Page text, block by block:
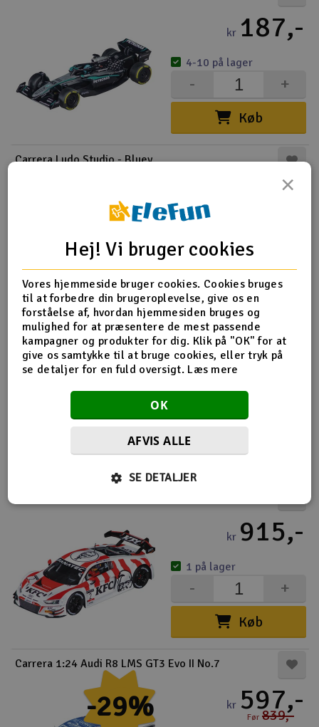
kr 187,-
Køb
+
-
4-10 på lager
Carrera Ludo Studio - Bluey
132,-
Køb
-
Carrera 1:24 Audi R8 LMS GT3 Evo II Bruce Lee
kr1.080,-
Køb
-
kr 915,-
Køb
+
-
1 på lager
-29%
Carrera 1:24 Audi R8 LMS GT3 Evo II No.7
kr 597,-
Før 839,-
×
Hej! Vi bruger cookies
Vores hjemmeside bruger cookies. Cookies bruges
til at forbedre din brugeroplevelse, give os en
forståelse af, hvordan hjemmesiden bruges og
mulighed for at præsentere de mest passende
kampagner og produkter for dig. Klik på "OK" for at
give os samtykke til at bruge cookies, eller tryk på
se detaljer for en fuld oversigt. Læs mere
OK
AFVIS ALLE
SE DETALJER